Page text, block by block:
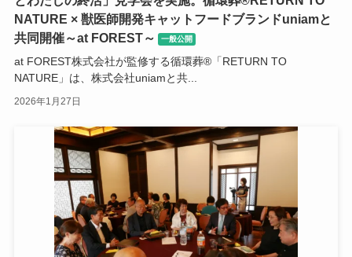
NATURE × 獣医師開発キャットフードブランドuniamと
共同開催～at FOREST～
一般公開
at FOREST株式会社が監修する循環葬®︎「RETURN TO
NATURE」は、株式会社uniamと共...
2026年1月27日